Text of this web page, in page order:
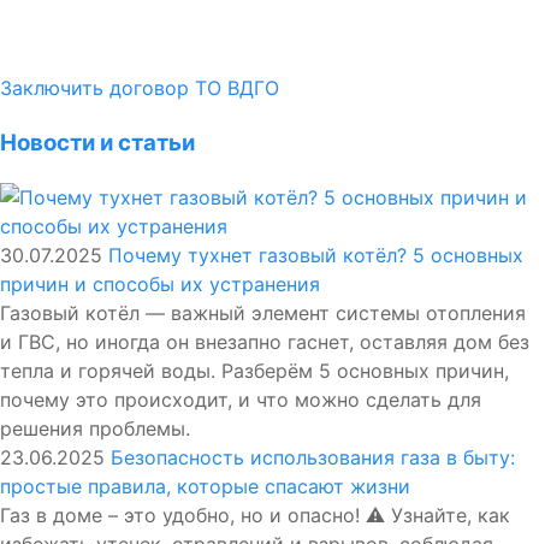
Заключить договор ТО ВДГО
Новости и статьи
30.07.2025 Почему тухнет газовый котёл? 5 основных
причин и способы их устранения
Газовый котёл — важный элемент системы отопления
и ГВС, но иногда он внезапно гаснет, оставляя дом без
тепла и горячей воды. Разберём 5 основных причин,
почему это происходит, и что можно сделать для
решения проблемы.
23.06.2025 Безопасность использования газа в быту:
простые правила, которые спасают жизни
Газ в доме – это удобно, но и опасно! ⚠️ Узнайте, как